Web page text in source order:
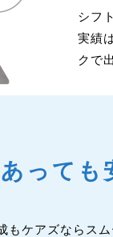
シフ
実績
クで
っても
ケアズならスム